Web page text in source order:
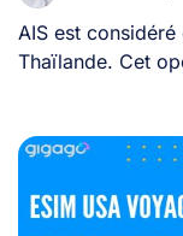
AIS est
Thaïlande. Cet